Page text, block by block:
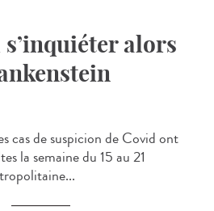
alors
cas de suspicion de Covid ont
la semaine du 15 au 21